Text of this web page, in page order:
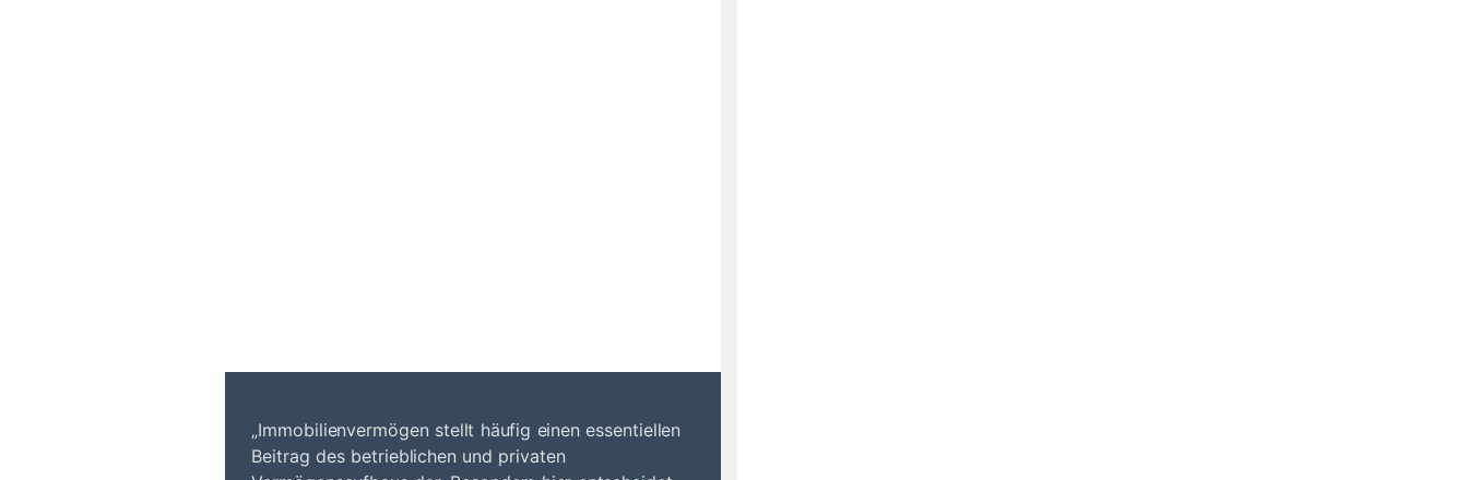
„Immobilienvermögen stellt häufig einen essentiellen
Beitrag des betrieblichen und privaten